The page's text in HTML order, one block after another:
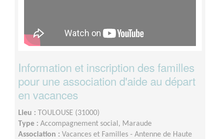
Information et inscription des familles
pour une association d'aide au départ
en vacances
Lieu : TOULOUSE (31000)
Type : Accompagnement social, Maraude
Association : Vacances et Familles - Antenne de Haute